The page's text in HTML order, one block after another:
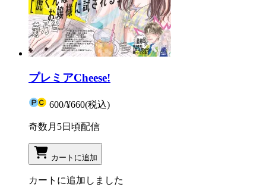
プレミアCheese!
600/¥660(税込)
奇数月5日頃配信
カートに追加
カートに追加しました